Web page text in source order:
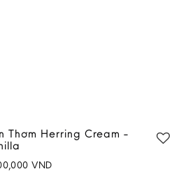
Thơm Herring Cream -
VND